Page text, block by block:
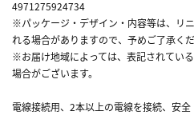
4971275924734
※パッケージ・デザイン・内容等は、リ
れる場合がありますので、予めご了承くだ
※お届け地域によっては、表記されてい
場合がございます。
電線接続用、2本以上の電線を接続、安